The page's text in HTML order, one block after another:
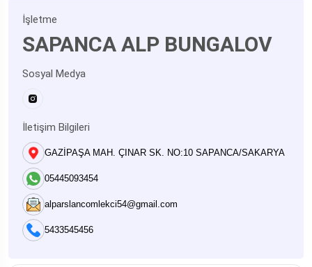
İşletme
SAPANCA ALP BUNGALOV
Sosyal Medya
İletişim Bilgileri
GAZİPAŞA MAH. ÇINAR SK. NO:10 SAPANCA/SAKARYA
05445093454
alparslancomlekci54@gmail.com
5433545456